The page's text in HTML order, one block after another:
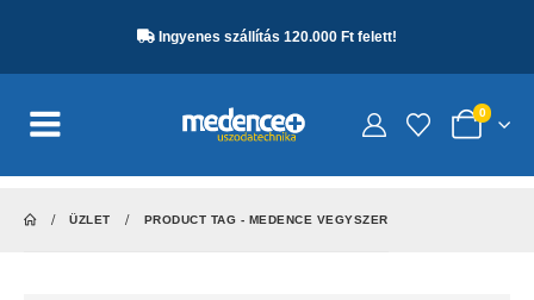
Ingyenes szállítás 120.000 Ft felett!
0
ÜZLET PRODUCT TAG - MEDENCE VEGYSZER